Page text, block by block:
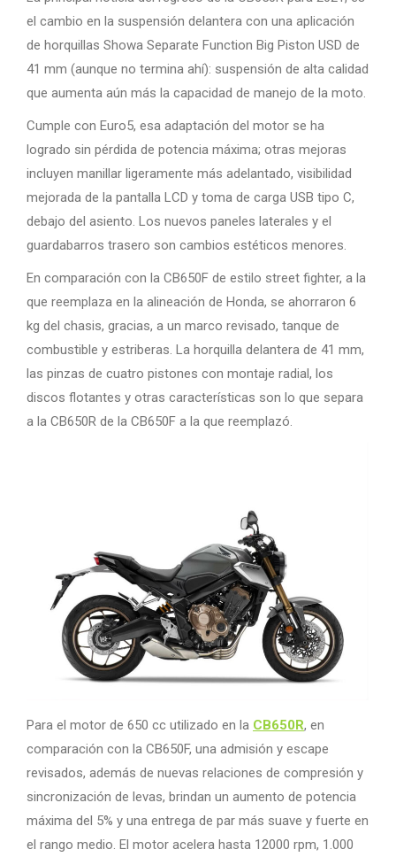
el cambio en la suspensión delantera con una aplicación
de horquillas Showa Separate Function Big Piston USD de
41 mm (aunque no termina ahí): suspensión de alta calidad
que aumenta aún más la capacidad de manejo de la moto.
Cumple con Euro5, esa adaptación del motor se ha
logrado sin pérdida de potencia máxima; otras mejoras
incluyen manillar ligeramente más adelantado, visibilidad
mejorada de la pantalla LCD y toma de carga USB tipo C,
debajo del asiento. Los nuevos paneles laterales y el
guardabarros trasero son cambios estéticos menores.
En comparación con la CB650F de estilo street fighter, a la
que reemplaza en la alineación de Honda, se ahorraron 6
kg del chasis, gracias, a un marco revisado, tanque de
combustible y estriberas. La horquilla delantera de 41 mm,
las pinzas de cuatro pistones con montaje radial, los
discos flotantes y otras características son lo que separa
a la CB650R de la CB650F a la que reemplazó.
Para el motor de 650 cc utilizado en la CB650R, en
comparación con la CB650F, una admisión y escape
revisados, además de nuevas relaciones de compresión y
sincronización de levas, brindan un aumento de potencia
máxima del 5% y una entrega de par más suave y fuerte en
el rango medio. El motor acelera hasta 12000 rpm, 1.000